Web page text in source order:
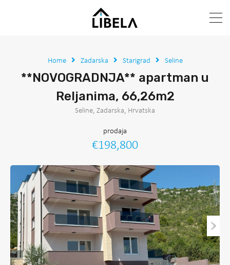
Home Zadarska Starigrad Seline
**NOVOGRADNJA** apartman u
Reljanima, 66,26m2
Seline, Zadarska, Hrvatska
prodaja
€198,800